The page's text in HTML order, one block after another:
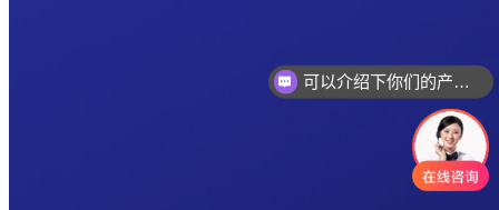
你们是怎么收费的呢